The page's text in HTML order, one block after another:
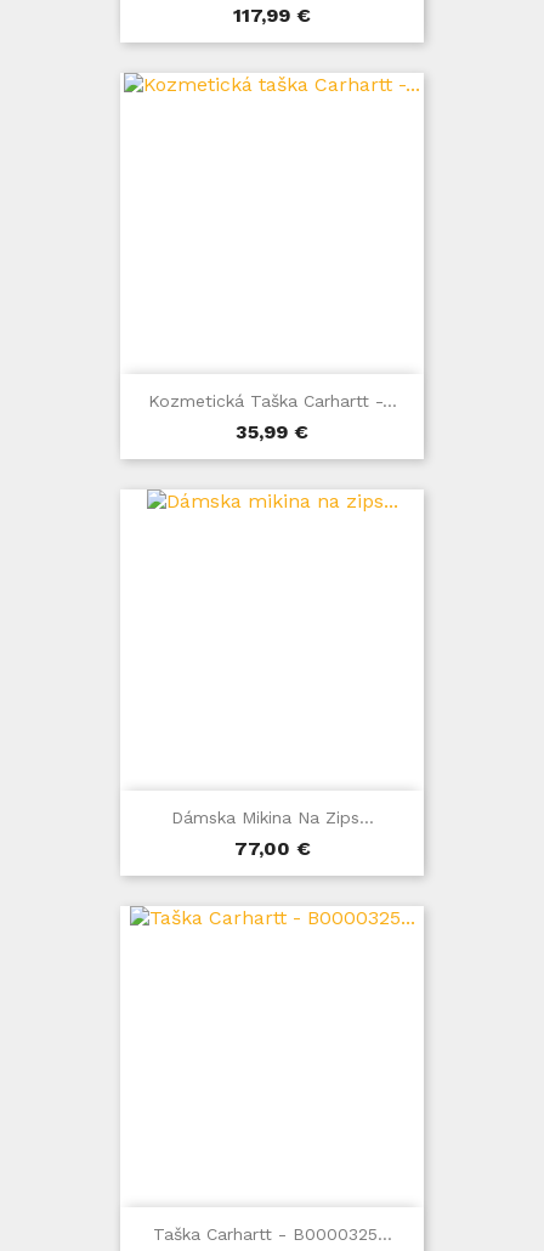
Cena
117,99 €
Kozmetická Taška Carhartt -...
Cena
35,99 €
Dámska Mikina Na Zips...
Cena
77,00 €
Taška Carhartt - B0000325...